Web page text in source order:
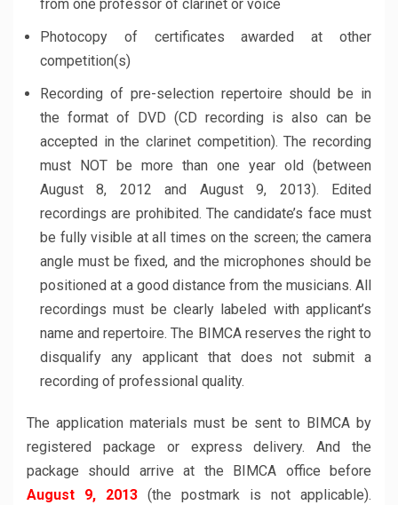
from one professor of clarinet or voice
Photocopy of certificates awarded at other
competition(s)
Recording of pre-selection repertoire should be in
the format of DVD (CD recording is also can be
accepted in the clarinet competition). The recording
must NOT be more than one year old (between
August 8, 2012 and August 9, 2013). Edited
recordings are prohibited. The candidate’s face must
be fully visible at all times on the screen; the camera
angle must be fixed, and the microphones should be
positioned at a good distance from the musicians. All
recordings must be clearly labeled with applicant’s
name and repertoire. The BIMCA reserves the right to
disqualify any applicant that does not submit a
recording of professional quality.
The application materials must be sent to BIMCA by
registered package or express delivery. And the
package should arrive at the BIMCA office before
August 9, 2013 (the postmark is not applicable).